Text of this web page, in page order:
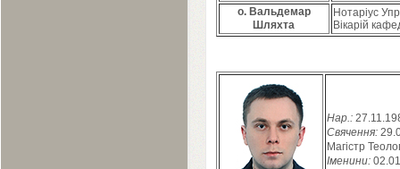
о. Вальдемар
Шляхта
Нотаріус
Вікарій
Нар.: 27.11.
Свячення: 29.
Магістр
Іменини: 02.01